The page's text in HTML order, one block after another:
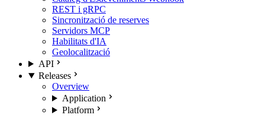
REST i gRPC
Sincronització de reserves
Servidors MCP
Habilitats d'IA
Geolocalització
API
Releases
Overview
Application
Platform